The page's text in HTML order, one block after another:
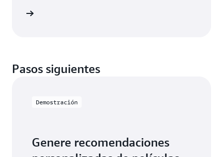
Pasos siguientes
Demostración
Genere recomendaciones